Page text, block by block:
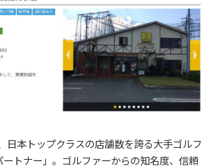
日本トップクラスの店舗数を誇る大手ゴルフ
ートナー」。ゴルファーからの知名度、信頼